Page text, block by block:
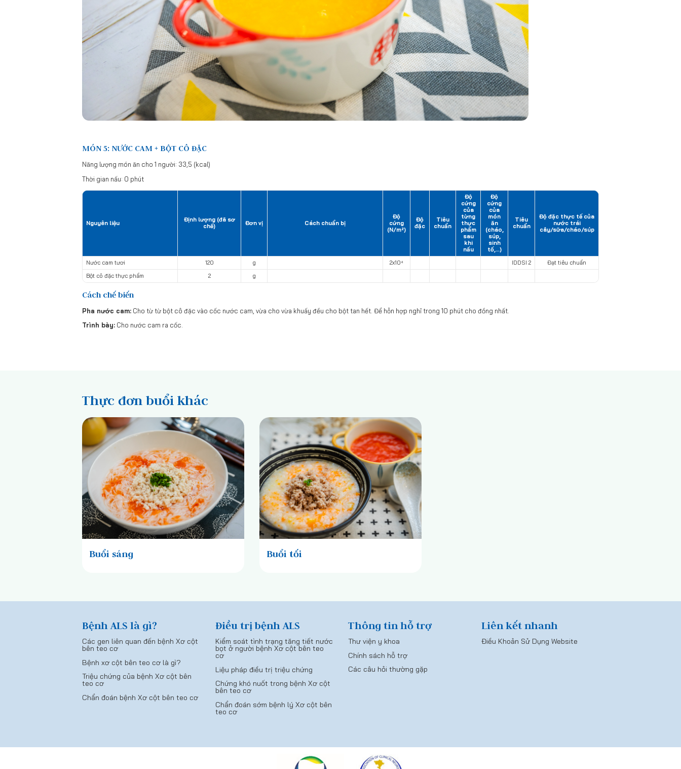
MÓN 5: NƯỚC CAM + BỘT CÔ ĐẶC
Năng lượng món ăn cho 1 người: 33,5 (kcal)
Thời gian nấu: 0 phút
Nguyên liệu
Định lượng (đã sơ
chế)
Đơn vị Cách chuẩn bị
Độ
cứng
(N/m²)
Độ
đặc
Tiêu
chuẩn
Độ
cứng
của
từng
thực
phẩm
sau
khi
nấu
Độ
cứng
của
món
ăn
(cháo,
súp,
sinh
tố,…)
Tiêu
chuẩn
Độ đặc thực tế của
nước trái
cây/sữa/cháo/súp
Nước cam tươi 120 g 2x10⁴ IDDSI 2
Đạt tiêu chuẩn
Bột cô đặc thực phẩm
2 g
Cách chế biến
Pha nước cam: Cho từ từ bột cô đặc vào cốc nước cam, vừa cho vừa khuấy đều cho bột tan hết. Để hỗn hợp nghỉ trong 10 phút cho đồng nhất.
Trình bày: Cho nước cam ra cốc.
Thực đơn buổi khác
Buổi sáng Buổi tối
Bệnh ALS là gì?
Các gen liên quan đến bệnh Xơ cột
bên teo cơ
Bệnh xơ cột bên teo cơ là gì?
Triệu chứng của bệnh Xơ cột bên
teo cơ
Chẩn đoán bệnh Xơ cột bên teo cơ
Điều trị bệnh ALS
Kiểm soát tình trạng tăng tiết nước
bọt ở người bệnh Xơ cột bên teo
cơ
Liệu pháp điều trị triệu chứng
Chứng khó nuốt trong bệnh Xơ cột
bên teo cơ
Chẩn đoán sớm bệnh lý Xơ cột bên
teo cơ
Thông tin hỗ trợ
Thư viện y khoa
Chính sách hỗ trợ
Các câu hỏi thường gặp
Liên kết nhanh
Điều Khoản Sử Dụng Website